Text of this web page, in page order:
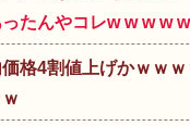
たんやコレw w w w
格4割値上げかｗｗ